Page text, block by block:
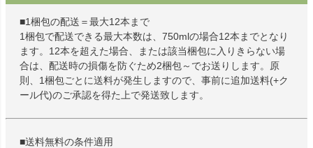
■1梱包の配送＝最大12本まで
1梱包で配送できる最大本数は、750mlの場合12本までとなり
ます。12本を超えた場合、または該当梱包に入りきらない場
合は、配送時の損傷を防ぐため2梱包～でお送りします。原
則、1梱包ごとに送料が発生しますので、事前に追加送料(+ク
ール代)のご承認を得た上で発送致します。
■送料無料の条件適用